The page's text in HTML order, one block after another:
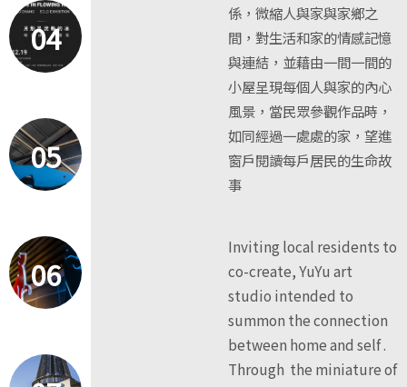
04
05
06
係，微縮人與家與家鄉之
間，對生活和家的情感記憶
與連結，並藉由一間一間的
小屋呈現每個人與家的內心
風景，當民眾參觀作品時，
如同經過一處處的家，望進
窗戶閱讀每戶居民的生命故
事
Inviting local residents to
co-create, YuYu art
studio intended to
summon the connection
between home and self .
Through the miniature of